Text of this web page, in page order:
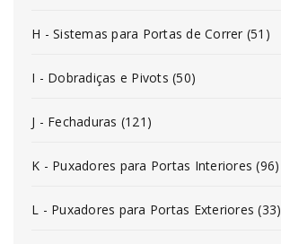
H - Sistemas para Portas de Correr (51)
I - Dobradiças e Pivots (50)
J - Fechaduras (121)
K - Puxadores para Portas Interiores (96)
L - Puxadores para Portas Exteriores (33)